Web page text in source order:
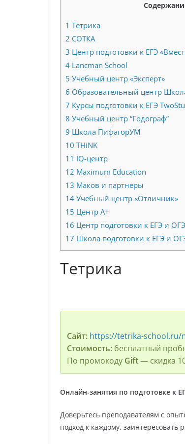
1 Тетрика
2 СОТКА
3 Центр подготовки к ЕГЭ
4 Lancman School
5 Учебный центр «Эксперт»
6 Образовательный центр
7 Курсы подготовки к ЕГЭ TwoStu
8 Учебный центр “Годограф”
9 Школа ПифагорУМ
10 THiNK
11 IQ-центр
12 Maximum Education
13 Маков и партнеры
14 Учебный центр «Отличник»
15 Центр А+
16 Центр подготовки к ЕГЭ и
17 Школа подготовки к ЕГЭ и
Тетрика
Сайт: https://tetrika-school.ru/
Стоимость:бесплатный
По промокоду Gift— скидка
Онлайн-занятия по подготовке к
Доверьтесь преподавателям с
подход к каждому, заинтересовать